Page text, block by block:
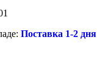
Поставка 1-2 дня